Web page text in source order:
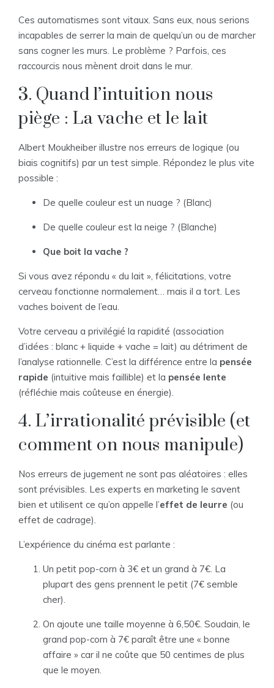
Ces automatismes sont vitaux. Sans eux, nous serions
incapables de serrer la main de quelqu’un ou de marcher
sans cogner les murs. Le problème ? Parfois, ces
raccourcis nous mènent droit dans le mur.
3. Quand l’intuition nous
piège : La vache et le lait
Albert Moukheiber illustre nos erreurs de logique (ou
biais cognitifs) par un test simple. Répondez le plus vite
possible :
De quelle couleur est un nuage ? (Blanc)
De quelle couleur est la neige ? (Blanche)
Que boit la vache ?
Si vous avez répondu « du lait », félicitations, votre
cerveau fonctionne normalement… mais il a tort. Les
vaches boivent de l’eau.
Votre cerveau a privilégié la rapidité (association
d’idées : blanc + liquide + vache = lait) au détriment de
l’analyse rationnelle. C’est la différence entre la pensée
rapide (intuitive mais faillible) et la pensée lente
(réfléchie mais coûteuse en énergie).
4. L’irrationalité prévisible (et
comment on nous manipule)
Nos erreurs de jugement ne sont pas aléatoires : elles
sont prévisibles. Les experts en marketing le savent
bien et utilisent ce qu’on appelle l’effet de leurre (ou
effet de cadrage).
L’expérience du cinéma est parlante :
Un petit pop-corn à 3€ et un grand à 7€. La
plupart des gens prennent le petit (7€ semble
cher).
On ajoute une taille moyenne à 6,50€. Soudain, le
grand pop-corn à 7€ paraît être une « bonne
affaire » car il ne coûte que 50 centimes de plus
que le moyen.